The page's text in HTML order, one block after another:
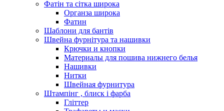
Фатін та сітка широка
Органза широка
Фатин
Шаблони для бантів
Швейна фурнітура та нашивки
Крючки и кнопки
Материалы для пошива нижнего белья
Нашивки
Нитки
Швейная фурнитура
Штампінг , блиск і фарба
Гліттер